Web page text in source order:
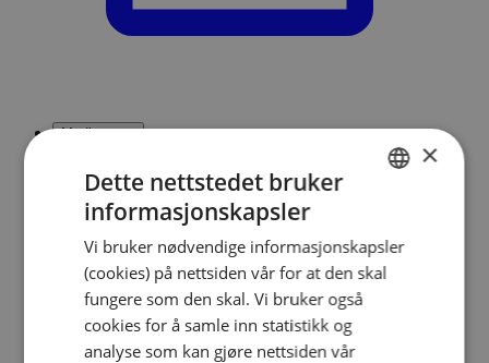
Medlemmer
Velg språk
EN
ENGLISH
×
Dette nettstedet bruker
informasjonskapsler
Vi bruker nødvendige informasjonskapsler
(cookies) på nettsiden vår for at den skal
fungere som den skal. Vi bruker også
cookies for å samle inn statistikk og
analyse som kan gjøre nettsiden vår